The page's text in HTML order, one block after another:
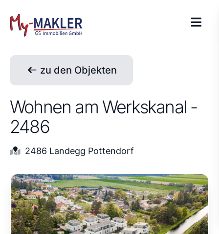
zu den Objekten
Wohnen am Werkskanal -
2486
2486 Landegg Pottendorf